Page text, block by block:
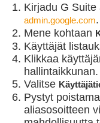
Kirjadu G
admin.google.com.
Mene kohtaan
Käyttäjät
Klikkaa
hallintaikkunan.
Valitse
Pystyt
aliasosoitteen